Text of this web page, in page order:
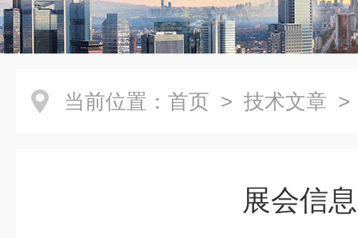
当前位置： 首页 > 技术文章 >
展会信息